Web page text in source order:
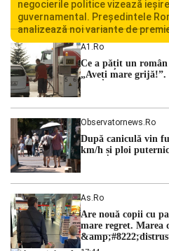
negocierile politice vizează
guvernamental. Președintele
analizează noi variante de
liderii politici. Ciprian Ciucu
guvern tehnocrat și despre
succesive. Nicușor Dan
România traversează […]
A1.ro
Ce a pățit un
„Aveți mare grijă!”.
Observatornews.ro
După caniculă vin
km/h și ploi
As.ro
Are nouă copii cu
mare regret. Marea